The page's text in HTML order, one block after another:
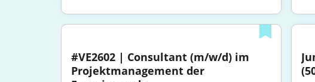
#VE2602 | Consultant (m/w/d) im
Projektmanagement der